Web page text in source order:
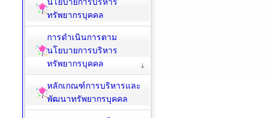
ทรัพยากรบุคคล
การดำเนินการตาม
นโยบายการบริหาร
ทรัพยากรบุคคล
หลักเกณฑ์การบริหารและ
พัฒนาทรัพยากรบุคคล